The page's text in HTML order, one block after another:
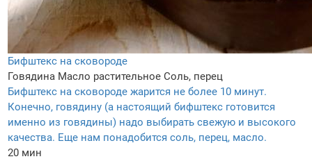
Бифштекс на сковороде
Говядина Масло растительное Соль, перец
Бифштекс на сковороде жарится не более 10 минут.
Конечно, говядину (а настоящий бифштекс готовится
именно из говядины) надо выбирать свежую и высокого
качества. Еще нам понадобится соль, перец, масло.
20 мин